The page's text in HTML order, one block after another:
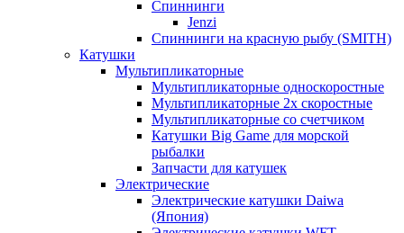
Спиннинги
Jenzi
Спиннинги на красную рыбу (SMITH)
Катушки
Мультипликаторные
Мультипликаторные односкоростные
Мультипликаторные 2х скоростные
Мультипликаторные со счетчиком
Катушки Big Game для морской
рыбалки
Запчасти для катушек
Электрические
Электрические катушки Daiwa
(Япония)